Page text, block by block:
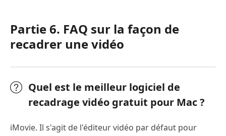
Partie 6. FAQ sur la façon de
recadrer une vidéo
Quel est le meilleur logiciel de
recadrage vidéo gratuit pour Mac ?
iMovie. Il s'agit de l'éditeur vidéo par défaut pour